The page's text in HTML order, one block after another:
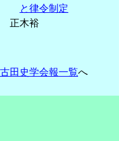
と律令制定
正木裕
古田史学会報一覧へ